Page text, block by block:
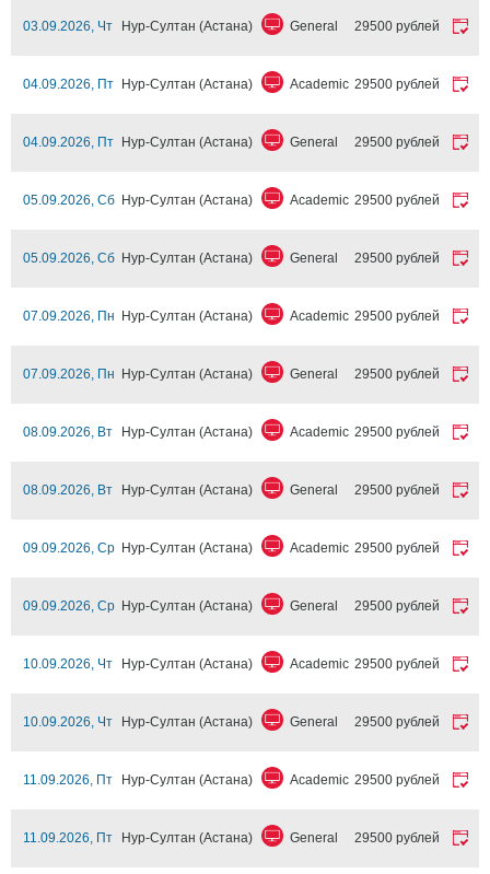
03.09.2026, Чт Нур-Султан (Астана) General 29500 рублей
04.09.2026, Пт Нур-Султан (Астана) Academic 29500 рублей
04.09.2026, Пт Нур-Султан (Астана) General 29500 рублей
05.09.2026, Сб Нур-Султан (Астана) Academic 29500 рублей
05.09.2026, Сб Нур-Султан (Астана) General 29500 рублей
07.09.2026, Пн Нур-Султан (Астана) Academic 29500 рублей
07.09.2026, Пн Нур-Султан (Астана) General 29500 рублей
08.09.2026, Вт Нур-Султан (Астана) Academic 29500 рублей
08.09.2026, Вт Нур-Султан (Астана) General 29500 рублей
09.09.2026, Ср Нур-Султан (Астана) Academic 29500 рублей
09.09.2026, Ср Нур-Султан (Астана) General 29500 рублей
10.09.2026, Чт Нур-Султан (Астана) Academic 29500 рублей
10.09.2026, Чт Нур-Султан (Астана) General 29500 рублей
11.09.2026, Пт Нур-Султан (Астана) Academic 29500 рублей
11.09.2026, Пт Нур-Султан (Астана) General 29500 рублей